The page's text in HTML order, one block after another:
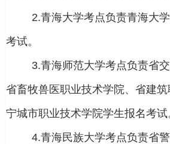
2.青海大学考点负责青海大
考试。
3.青海师范大学考点负责省
省畜牧兽医职业技术学院、省建
宁城市职业技术学院学生报名考试
4.青海民族大学考点负责省